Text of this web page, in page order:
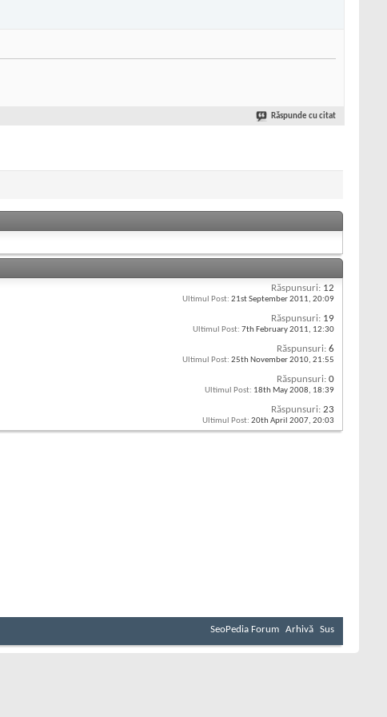
Răspunde cu citat
Răspunsuri: 12
Ultimul Post: 21st September 2011, 20:09
Răspunsuri: 19
Ultimul Post: 7th February 2011, 12:30
Răspunsuri: 6
Ultimul Post: 25th November 2010, 21:55
Răspunsuri: 0
Ultimul Post: 18th May 2008, 18:39
Răspunsuri: 23
Ultimul Post: 20th April 2007, 20:03
SeoPedia Forum Arhivă Sus